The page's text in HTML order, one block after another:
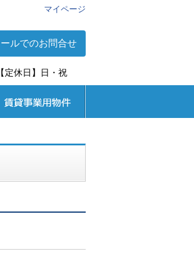
マイページ
ールでのお問合せ
定休日】日・祝